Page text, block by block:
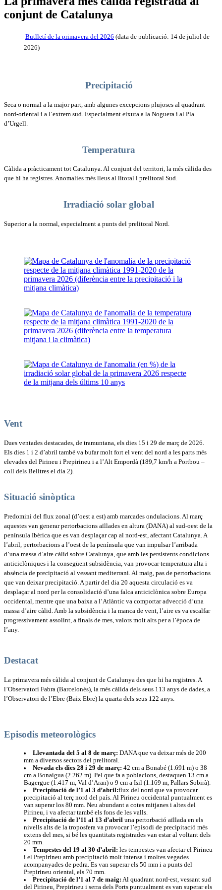
conjunt de Catalunya
Butlletí de la primavera del 2026 (data de publicació: 14 de juliol de
2026)
Precipitació
Seca o normal a la major part, amb algunes excepcions plujoses al quadrant
nord-oriental i a l’extrem sud. Especialment eixuta a la Noguera i al Pla
d’Urgell.
Temperatura
Càlida a pràcticament tot Catalunya. Al conjunt del territori, la més càlida des
que hi ha registres. Anomalies més lleus al litoral i prelitoral Sud.
Irradiació solar global
Superior a la normal, especialment a punts del prelitoral Nord.
Vent
Dues ventades destacades, de tramuntana, els dies 15 i 29 de març de 2026.
Els dies 1 i 2 d’abril també va bufar molt fort el vent del nord a les parts més
elevades del Pirineu i Prepirineu i a l’Alt Empordà (189,7 km/h a Portbou –
coll dels Belitres el dia 2).
Situació sinòptica
Predomini del flux zonal (d’oest a est) amb marcades ondulacions. Al març
aquestes van generar pertorbacions aïllades en altura (DANA) al sud-oest de la
península Ibèrica que es van desplaçar cap al nord-est, afectant Catalunya. A
l’abril, pertorbacions a l’oest de la península que van impulsar l’arribada
d’una massa d’aire càlid sobre Catalunya, que amb les persistents condicions
anticiclòniques i la consegüent subsidència, van provocar temperatura alta i
absència de precipitació al vessant mediterrani. Al maig, pas de pertorbacions
que van deixar precipitació. A partir del dia 20 aquesta circulació es va
desplaçar al nord per la consolidació d’una falca anticiclònica sobre Europa
occidental, mentre que una baixa a l’Atlàntic va comportar advecció d’una
massa d’aire càlid. Amb la subsidència i la manca de vent, l’aire es va escalfar
progressivament assolint, a finals de mes, valors molt alts per a l’època de
l’any.
Destacat
La primavera més càlida al conjunt de Catalunya des que hi ha registres. A
l’Observatori Fabra (Barcelonès), la més càlida dels seus 113 anys de dades, a
l’Observatori de l’Ebre (Baix Ebre) la quarta dels seus 122 anys.
Episodis meteorològics
Llevantada del 5 al 8 de març: DANA que va deixar més de 200
mm a diversos sectors del prelitoral.
Nevada els dies 28 i 29 de març: 42 cm a Bonabé (1.691 m) o 38
cm a Bonaigua (2.262 m). Pel que fa a poblacions, destaquen 13 cm a
Bagergue (1.417 m, Val d’Aran) o 9 cm a Isil (1.169 m, Pallars Sobirà).
Precipitació de l’1 al 3 d’abril:flux del nord que va provocar
precipitació al terç nord del país. Al Pirineu occidental puntualment es
van superar los 80 mm. Neu abundant a cotes mitjanes i altes del
Pirineu, i va afectar també els fons de les valls.
Precipitació de l’11 al 13 d’abriluna pertorbació aïllada en els
nivells alts de la troposfera va provocar l’episodi de precipitació més
extens del mes, si bé les quantitats registrades van estar al voltant dels
20 mm.
Tempestes del 19 al 30 d’abril: les tempestes van afectar el Pirineu
i el Prepirineu amb precipitació molt intensa i moltes vegades
acompanyades de pedra. Es van superar els 50 mm i a punts del
Prepirineu oriental, els 70 mm.
Precipitació de l’1 al 7 de maig: Al quadrant nord-est, vessant sud
del Pirineu, Prepirineu i serra dels Ports puntualment es van superar els